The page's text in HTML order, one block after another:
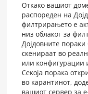
Откако вашиот
распореден на
филтрирањето е
низ облакот за
Дојдовните
скенираат во
или конфигурации
Секоја порака
во карантинот,
вашиот сервер за